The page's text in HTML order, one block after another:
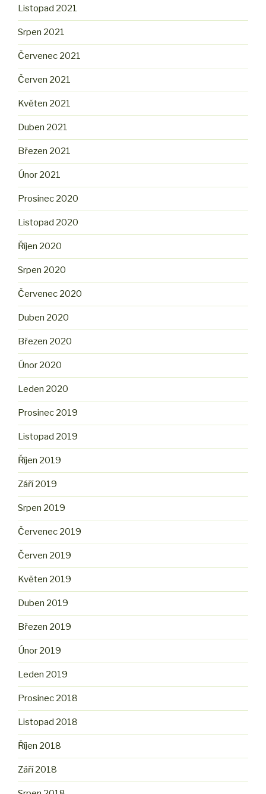
Listopad 2021
Srpen 2021
Červenec 2021
Červen 2021
Květen 2021
Duben 2021
Březen 2021
Únor 2021
Prosinec 2020
Listopad 2020
Říjen 2020
Srpen 2020
Červenec 2020
Duben 2020
Březen 2020
Únor 2020
Leden 2020
Prosinec 2019
Listopad 2019
Říjen 2019
Září 2019
Srpen 2019
Červenec 2019
Červen 2019
Květen 2019
Duben 2019
Březen 2019
Únor 2019
Leden 2019
Prosinec 2018
Listopad 2018
Říjen 2018
Září 2018